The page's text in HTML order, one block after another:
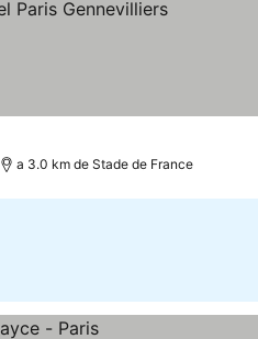
a 3.0 km de Stade de France